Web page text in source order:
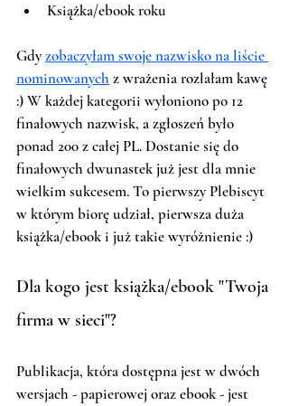
Książka/ebook roku
Gdy zobaczyłam swoje nazwisko na liście
nominowanych z wrażenia rozlałam kawę
:) W każdej kategorii wyłoniono po 12
finałowych nazwisk, a zgłoszeń było
ponad 200 z całej PL. Dostanie się do
finałowych dwunastek już jest dla mnie
wielkim sukcesem. To pierwszy Plebiscyt
w którym biorę udział, pierwsza duża
książka/ebook i już takie wyróżnienie :)
Dla kogo jest książka/ebook "Twoja
firma w sieci"?
Publikacja, która dostępna jest w dwóch
wersjach - papierowej oraz ebook - jest